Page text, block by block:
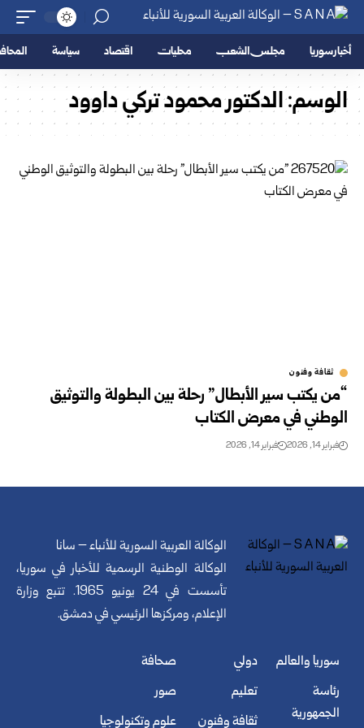
أخبار سوريا مجلس الشعب محليات اقتصاد سياسة
الوسم:الدكتور محمود تركي داوود
ثقافة وفنون
“من يكتب سير الأبطال” رحلة بين البطولة والتوثيق
الوطني في معرض الكتاب
فبراير 14, 2026 فبراير 14, 2026
الوكالة العربية السورية للأنباء – سانا
الوكالة الوطنية الرسمية للأخبار في سوريا،
تأسست في 24 يونيو 1965. تتبع وزارة
الإعلام، ومركزها الرئيسي في دمشق.
سوريا والعالم
رئاسة
الجمهورية
دولي
تعليم
ثقافة وفنون
صحافة
صور
علوم وتكنولوجيا